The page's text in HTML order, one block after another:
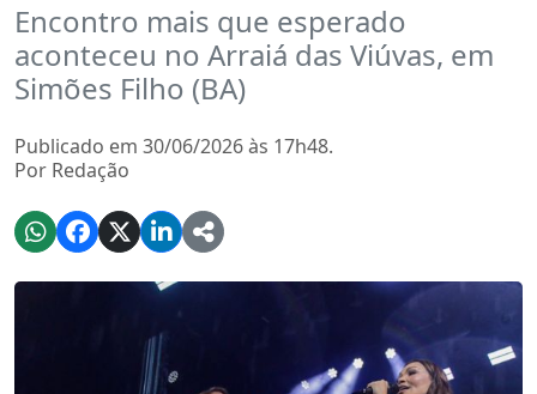
Encontro mais que esperado
aconteceu no Arraiá das Viúvas, em
Simões Filho (BA)
Publicado em 30/06/2026 às 17h48.
Por Redação